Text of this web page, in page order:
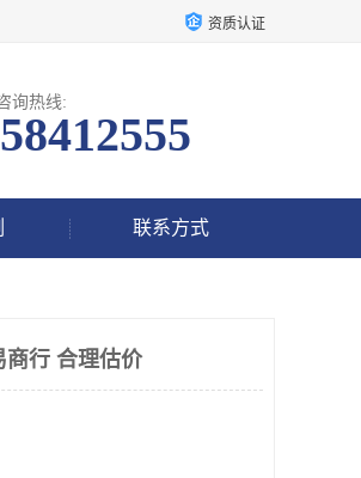
资质认证
询热线:
联系方式
商行 合理估价